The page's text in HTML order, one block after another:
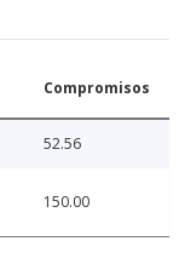
Compromisos
52.56
150.00